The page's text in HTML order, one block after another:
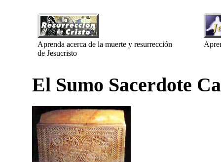
Aprenda acerca de la muerte y resurrección
de Jesucristo
El Sumo Sacerdote